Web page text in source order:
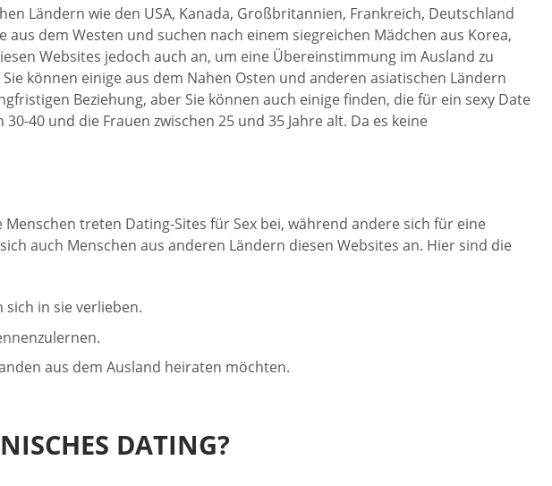
Ländern wie den USA, Kanada, Großbritannien, Frankreich, Deutschland
dem Westen und suchen nach einem siegreichen Mädchen aus Korea,
Websites jedoch auch an, um eine Übereinstimmung im Ausland zu
können einige aus dem Nahen Osten und anderen asiatischen Ländern
Beziehung, aber Sie können auch einige finden, die für ein sexy Date
40 und die Frauen zwischen 25 und 35 Jahre alt. Da es keine
treten Dating-Sites für Sex bei, während andere sich für eine
auch Menschen aus anderen Ländern diesen Websites an. Hier sind die
sich in sie verlieben.
aus dem Ausland heiraten möchten.
DATING?